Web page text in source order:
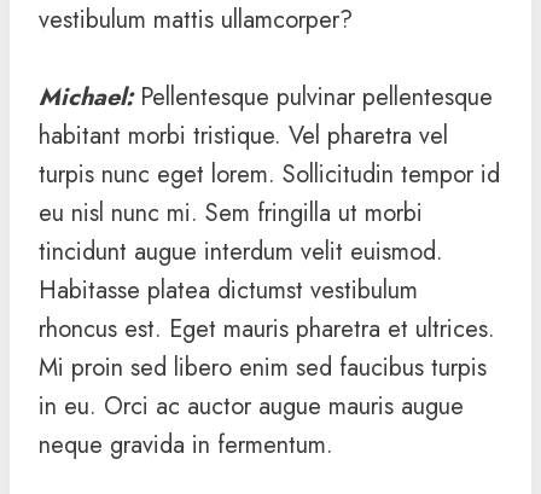
vestibulum mattis ullamcorper?
Michael:Pellentesque pulvinar pellentesque
habitant morbi tristique. Vel pharetra vel
turpis nunc eget lorem. Sollicitudin tempor id
eu nisl nunc mi. Sem fringilla ut morbi
tincidunt augue interdum velit euismod.
Habitasse platea dictumst vestibulum
rhoncus est. Eget mauris pharetra et ultrices.
Mi proin sed libero enim sed faucibus turpis
in eu. Orci ac auctor augue mauris augue
neque gravida in fermentum.